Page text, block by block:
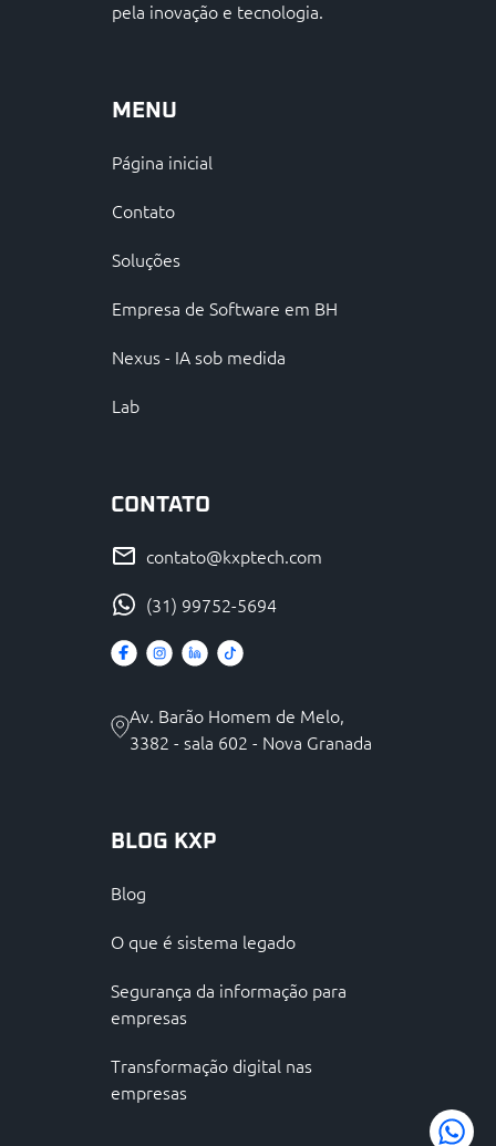
pela inovação e tecnologia.
MENU
Página inicial
Contato
Soluções
Empresa de Software em BH
Nexus - IA sob medida
Lab
CONTATO
contato@kxptech.com
(31) 99752-5694
Av. Barão Homem de Melo,
3382 - sala 602 - Nova Granada
BLOG KXP
Blog
O que é sistema legado
Segurança da informação para
empresas
Transformação digital nas
empresas